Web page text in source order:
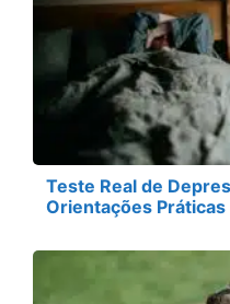
Teste Real de
Orientações Práticas